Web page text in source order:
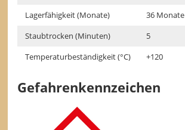
Lagerfähigkeit (Monate)
36 Monate
Staubtrocken (Minuten)
5
Temperaturbeständigkeit (°C)
+120
Gefahrenkennzeichen